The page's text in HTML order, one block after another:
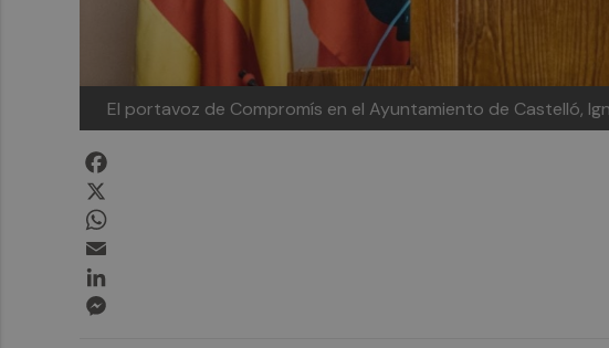
El portavoz de Compromís en el Ayuntamiento de Castelló,